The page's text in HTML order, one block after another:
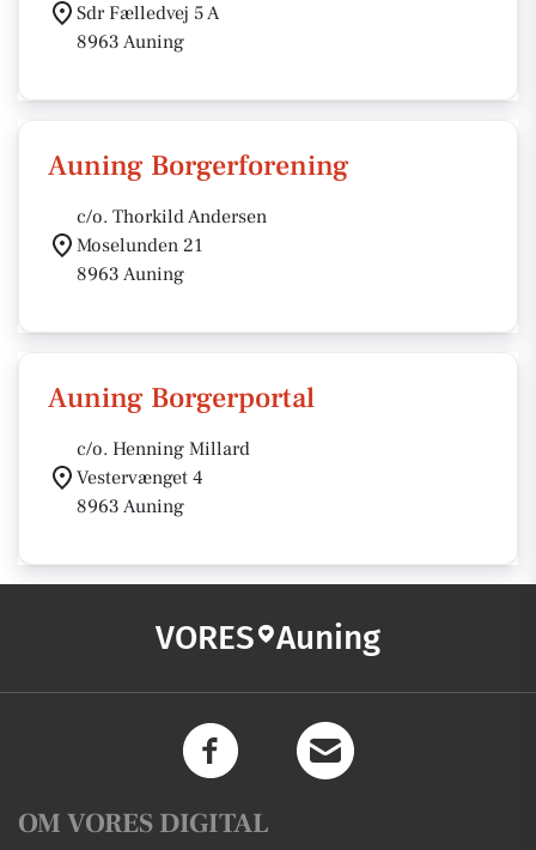
Sdr Fælledvej 5 A
8963 Auning
Auning Borgerforening
c/o. Thorkild Andersen
Moselunden 21
8963 Auning
Auning Borgerportal
c/o. Henning Millard
Vestervænget 4
8963 Auning
VORES Auning
OM VORES DIGITAL